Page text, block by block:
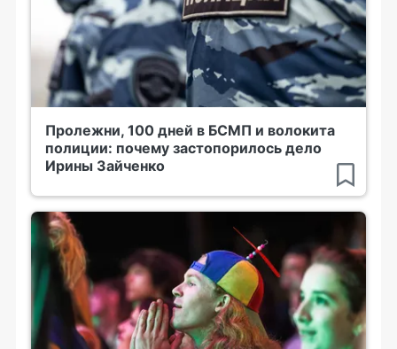
Пролежни, 100 дней в БСМП и волокита
полиции: почему застопорилось дело
Ирины Зайченко